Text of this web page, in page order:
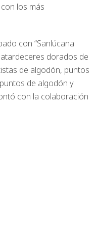
los más
con “Sanlúcana
dorados de
de algodón, puntos
de algodón y
con la colaboración